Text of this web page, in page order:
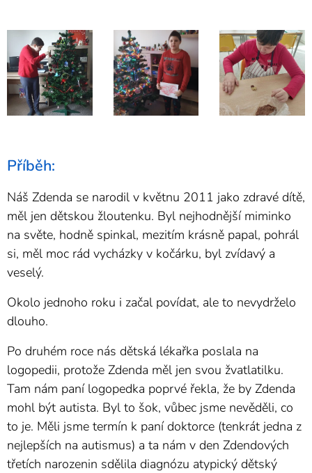
Příběh:
Náš Zdenda se narodil v květnu 2011 jako zdravé dítě,
měl jen dětskou žloutenku. Byl nejhodnější miminko
na světe, hodně spinkal, mezitím krásně papal, pohrál
si, měl moc rád vycházky v kočárku, byl zvídavý a
veselý.
Okolo jednoho roku i začal povídat, ale to nevydrželo
dlouho.
Po druhém roce nás dětská lékařka poslala na
logopedii, protože Zdenda měl jen svou žvatlatilku.
Tam nám paní logopedka poprvé řekla, že by Zdenda
mohl být autista. Byl to šok, vůbec jsme nevěděli, co
to je. Měli jsme termín k paní doktorce (tenkrát jedna z
nejlepších na autismus) a ta nám v den Zdendových
třetích narozenin sdělila diagnózu atypický dětský